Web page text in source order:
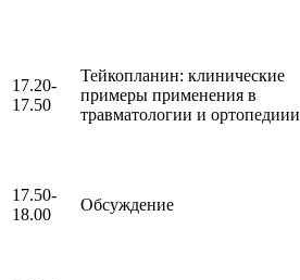
17.20-
17.50
Тейкопланин: клинические
примеры применения в
травматологии и ортопедиии
17.50-
18.00
Обсуждение